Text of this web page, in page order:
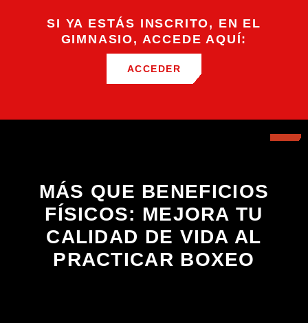
SI YA ESTÁS INSCRITO, EN EL
GIMNASIO, ACCEDE AQUÍ:
ACCEDER
MÁS QUE BENEFICIOS
FÍSICOS: MEJORA TU
CALIDAD DE VIDA AL
PRACTICAR BOXEO